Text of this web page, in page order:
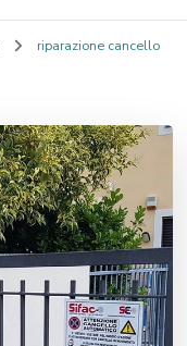
riparazione cancello